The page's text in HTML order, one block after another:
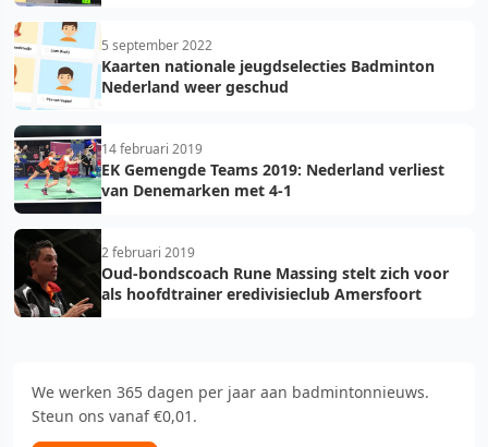
5 september 2022
Kaarten nationale jeugdselecties Badminton
Nederland weer geschud
14 februari 2019
EK Gemengde Teams 2019: Nederland verliest
van Denemarken met 4-1
2 februari 2019
Oud-bondscoach Rune Massing stelt zich voor
als hoofdtrainer eredivisieclub Amersfoort
We werken 365 dagen per jaar aan badmintonnieuws.
Steun ons vanaf €0,01.